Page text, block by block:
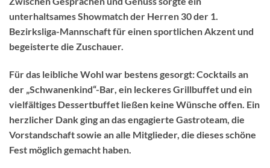
unterhaltsamesShowmatch der Herren 30der 1.
Bezirksliga-Mannschaftfür einen sportlichen Akzent und
begeisterte die Zuschauer.
Für das leibliche Wohl war bestens gesorgt:Cocktails an
der „Schwanenkind“-Bar , ein leckeresGrillbuffet und ein
vielfältiges Dessertbuffet ließen keine Wünsche offen. Ein
herzlicher Dank ging an das engagierte Gastroteam , die
Vorstandschaftsowie an alle Mitglieder, die dieses schöne
Fest möglich gemacht haben.